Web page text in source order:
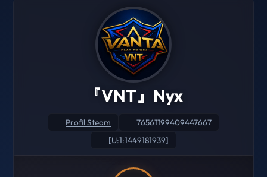
『VNT』Nyx
Profil Steam
76561199409447667
[U:1:1449181939]